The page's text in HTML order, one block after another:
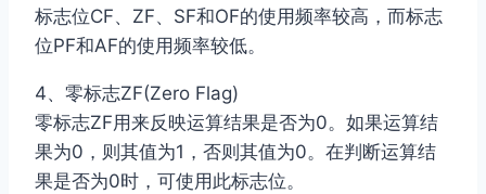
标志位CF、ZF、SF和OF的使用频率较高，而标志
位PF和AF的使用频率较低。
4、零标志ZF(Zero Flag)
零标志ZF用来反映运算结果是否为0。如果运算结
果为0，则其值为1，否则其值为0。在判断运算结
果是否为0时，可使用此标志位。